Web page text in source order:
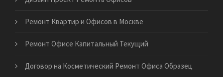
Ремонт Квартир и Офисов в Москве
Ремонт Офисе Капитальный Текущий
Договор на Косметический Ремонт Офиса Образец